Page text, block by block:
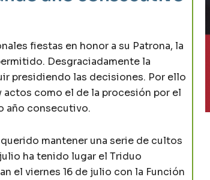
fiestas en honor a su Patrona, la
Desgraciadamente la
presidiendo las decisiones. Por ello
como el de la procesión por el
año consecutivo.
mantener una serie de cultos
ha tenido lugar el Triduo
el viernes 16 de julio con la Función